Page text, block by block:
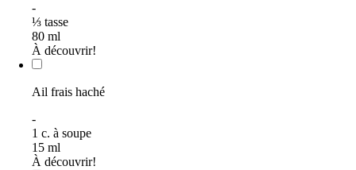
-
⅓ tasse
80 ml
À découvrir!
Ail frais haché
-
1 c. à soupe
15 ml
À découvrir!